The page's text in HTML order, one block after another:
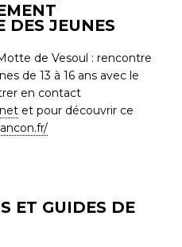
DES JEUNES
de Vesoul : rencontre
de 13 à 16 ans avec le
en contact
et pour découvrir ce
ET GUIDES DE